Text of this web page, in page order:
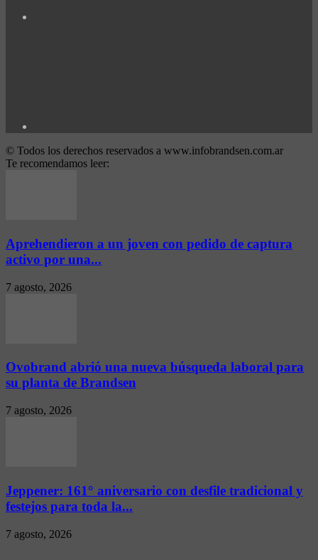
© Todos los derechos reservados a www.infobrandsen.com.ar
Te recomendamos leer:
Aprehendieron a un joven con pedido de captura
activo por una...
7 agosto, 2026
Ovobrand abrió una nueva búsqueda laboral para
su planta de Brandsen
7 agosto, 2026
Jeppener: 161° aniversario con desfile tradicional y
festejos para toda la...
7 agosto, 2026